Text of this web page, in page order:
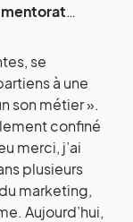
…
se
à une
son métier ».
confiné
merci, j’ai
plusieurs
marketing,
Aujourd’hui,